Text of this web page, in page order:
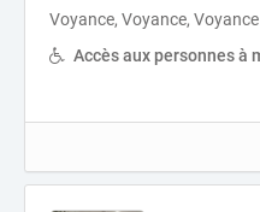
Voyance, Voyance,
Accès aux personnes à